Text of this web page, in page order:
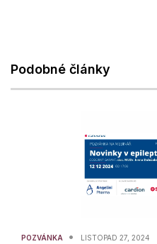
Podobné články
POZVÁNKA • LISTOPAD 27, 2024